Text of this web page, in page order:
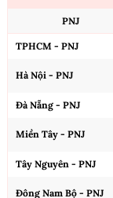
PNJ
TPHCM - PNJ
Hà Nội - PNJ
Đà Nẵng - PNJ
Miền Tây - PNJ
Tây Nguyên - PNJ
Đông Nam Bộ - PNJ